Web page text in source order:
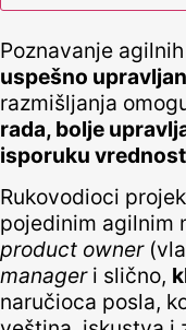
Poznavanje
uspešno
razmišljanja
rada, bolje
isporuku
Rukovodioci
pojedinim agilnim
product owner
manageri slično,
naručioca posla,